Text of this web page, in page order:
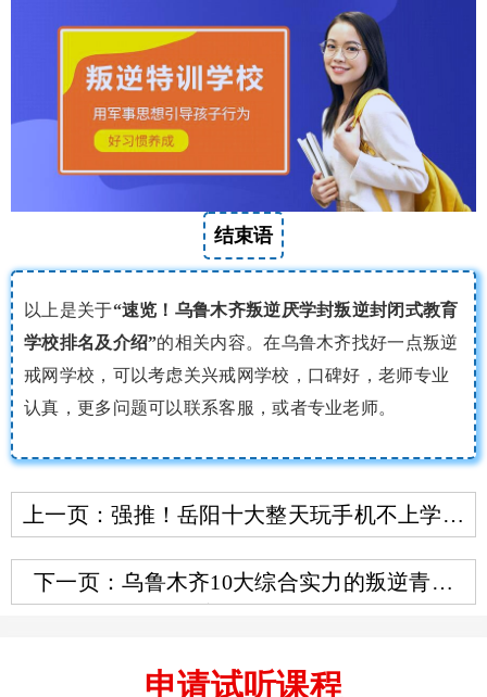
结束语
以上是关于“速览！乌鲁木齐叛逆厌学封叛逆封闭式教育
学校排名及介绍”的相关内容。在乌鲁木齐找好一点叛逆
戒网学校，可以考虑关兴戒网学校，口碑好，老师专业
认真，更多问题可以联系客服，或者专业老师。
上一页：强推！岳阳十大整天玩手机不上学戒
下一页：乌鲁木齐10大综合实力的叛逆青少
申请试听课程